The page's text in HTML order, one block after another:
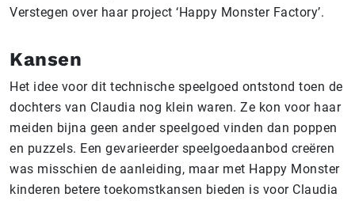
Verstegen over haar project ‘Happy Monster Factory’.
Kansen
Het idee voor dit technische speelgoed ontstond toen de
dochters van Claudia nog klein waren. Ze kon voor haar
meiden bijna geen ander speelgoed vinden dan poppen
en puzzels. Een gevarieerder speelgoedaanbod creëren
was misschien de aanleiding, maar met Happy Monster
kinderen betere toekomstkansen bieden is voor Claudia